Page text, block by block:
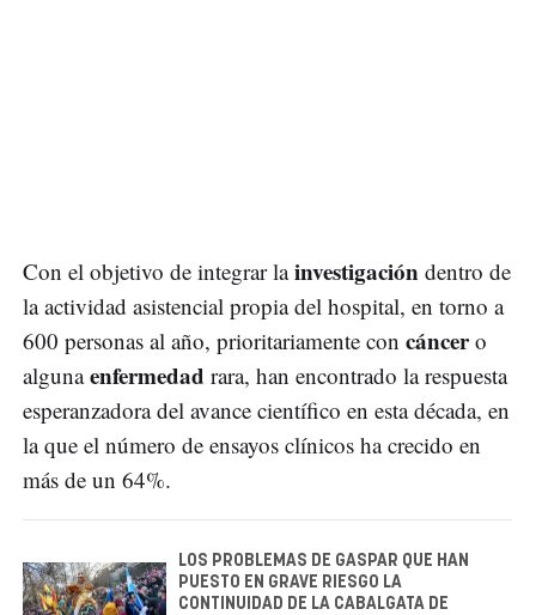
Con el objetivo de integrar lainvestigación dentro de
la actividad asistencial propia del hospital, en torno a
600 personas al año, prioritariamente con cáncero
algunaenfermedad rara, han encontrado la respuesta
esperanzadora del avance científico en esta década, en
la que el número de ensayos clínicos ha crecido en
más de un 64%.
LOS PROBLEMAS DE GASPAR QUE HAN
PUESTO EN GRAVE RIESGO LA
CONTINUIDAD DE LA CABALGATA DE